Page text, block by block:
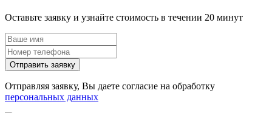
Оставьте заявку и узнайте стоимость в течении 20 минут
Отправить заявку
Отправляя заявку, Вы даете согласие на обработку
персональных данных